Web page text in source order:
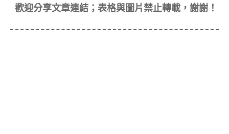
歡迎分享文章連結；表格與圖片禁止轉載，謝謝！